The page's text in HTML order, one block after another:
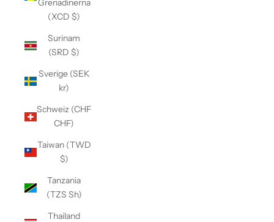
Grenadinerna
(XCD $)
Surinam
(SRD $)
Sverige (SEK
kr)
Schweiz (CHF
CHF)
Taiwan (TWD
$)
Tanzania
(TZS Sh)
Thailand